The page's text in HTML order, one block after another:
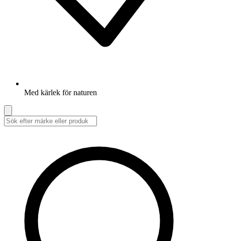
Med kärlek för naturen